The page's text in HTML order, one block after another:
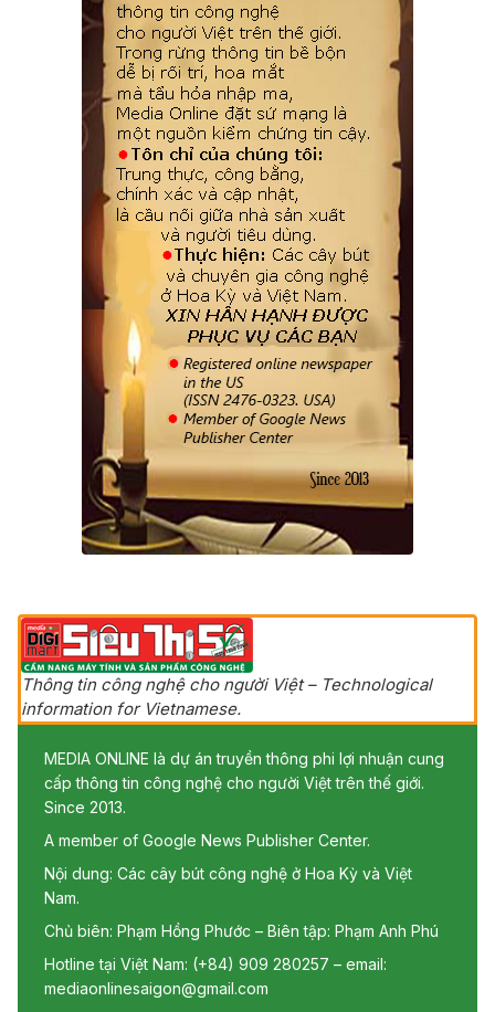
Thông tin công nghệ cho người Việt – Technological
information for Vietnamese.
MEDIA ONLINE là dự án truyền thông phi lợi nhuận cung
cấp thông tin công nghệ cho người Việt trên thế giới.
Since 2013.
A member of Google News Publisher Center.
Nội dung: Các cây bút công nghệ ở Hoa Kỳ và Việt
Nam.
Chủ biên: Phạm Hồng Phước – Biên tập: Phạm Anh Phú
Hotline tại Việt Nam: (+84) 909 280257 – email:
mediaonlinesaigon@gmail.com